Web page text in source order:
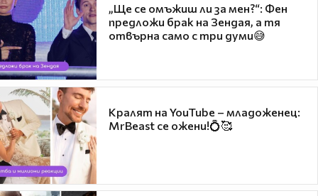
„Ще се омъжиш ли за мен?“: Фен
предложи брак на Зендая, а тя
отвърна само с три думи😅
Кралят на YouTube – младоженец:
MrBeast се ожени!💍🥰